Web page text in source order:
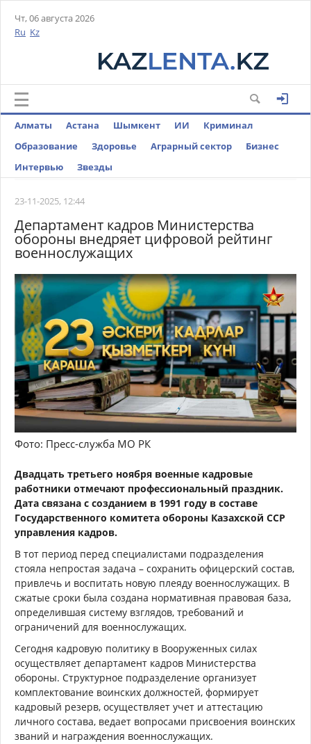
Чт, 06 августа 2026
Ru Kz
Алматы Астана Шымкент ИИ
Криминал
Образование
Здоровье Аграрный сектор
Бизнес
Интервью
Звезды
23-11-2025, 12:44
Департамент кадров Министерства
обороны внедряет цифровой рейтинг
военнослужащих
Фото: Пресс-служба МО РК
Двадцать третьего ноября военные кадровые
работники отмечают профессиональный праздник.
Дата связана с созданием в 1991 году в составе
Государственного комитета обороны Казахской ССР
управления кадров.
В тот период перед специалистами подразделения
стояла непростая задача – сохранить офицерский состав,
привлечь и воспитать новую плеяду военнослужащих. В
сжатые сроки была создана нормативная правовая база,
определившая систему взглядов, требований и
ограничений для военнослужащих.
Сегодня кадровую политику в Вооруженных силах
осуществляет департамент кадров Министерства
обороны. Структурное подразделение организует
комплектование воинских должностей, формирует
кадровый резерв, осуществляет учет и аттестацию
личного состава, ведает вопросами присвоения воинских
званий и награждения военнослужащих.